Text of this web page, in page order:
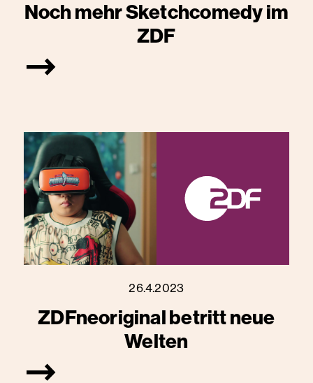
Noch mehr Sketchcomedy im
ZDF
26.4.2023
ZDFneoriginal betritt neue
Welten